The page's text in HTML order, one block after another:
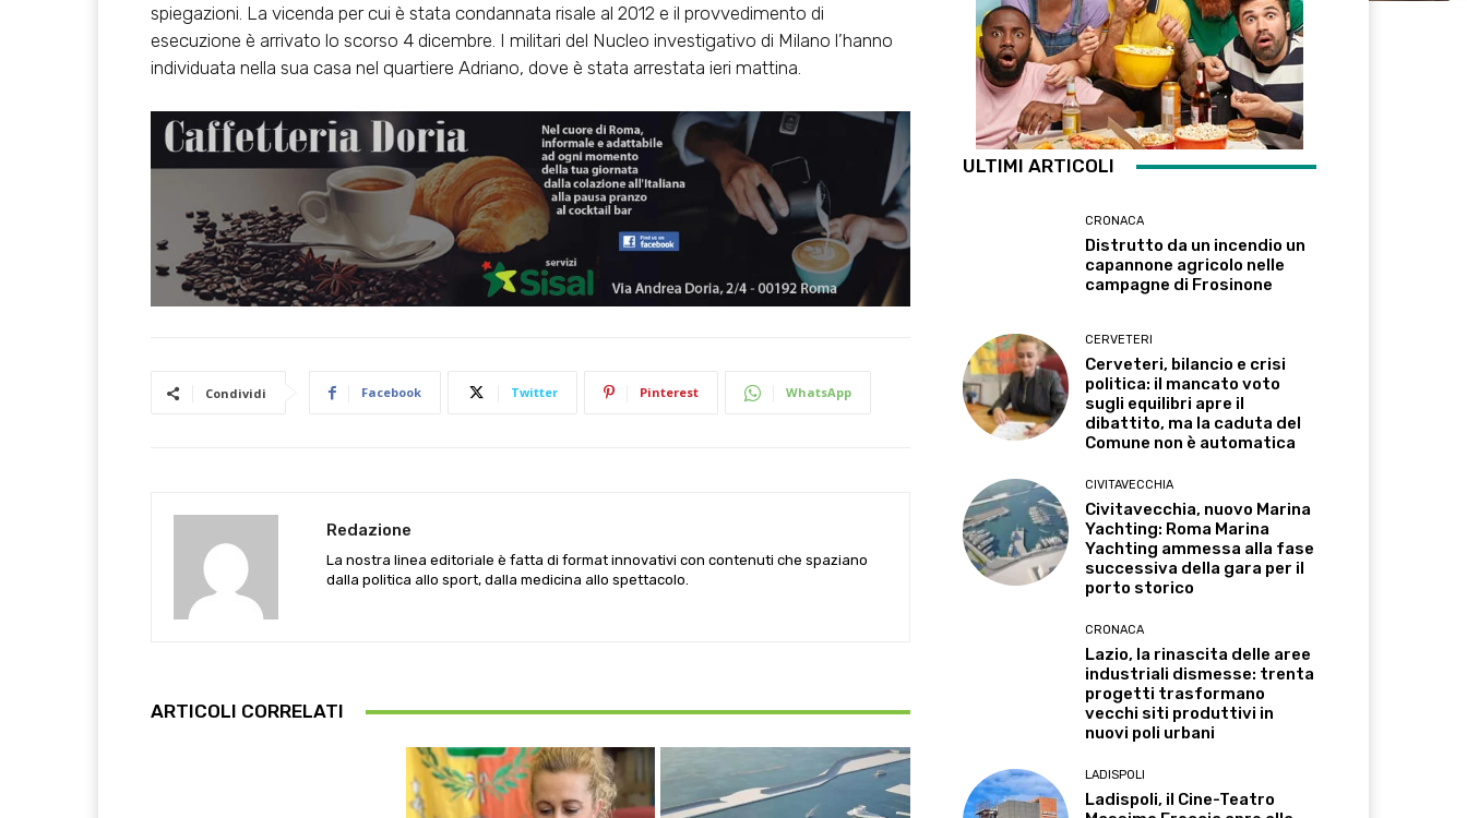
spiegazioni. La vicenda per cui è stata condannata risale al 2012 e il provvedimento di
esecuzione è arrivato lo scorso 4 dicembre. I militari del Nucleo investigativo di Milano l’hanno
individuata nella sua casa nel quartiere Adriano, dove è stata arrestata ieri mattina.
Condividi Facebook Twitter Pinterest WhatsApp
Redazione
La nostra linea editoriale è fatta di format innovativi con contenuti che spaziano
dalla politica allo sport, dalla medicina allo spettacolo.
ARTICOLI CORRELATI
ULTIMI ARTICOLI
CRONACA
Distrutto da un incendio un
capannone agricolo nelle
campagne di Frosinone
CERVETERI
Cerveteri, bilancio e crisi
politica: il mancato voto
sugli equilibri apre il
dibattito, ma la caduta del
Comune non è automatica
CIVITAVECCHIA
Civitavecchia, nuovo Marina
Yachting: Roma Marina
Yachting ammessa alla fase
successiva della gara per il
porto storico
CRONACA
Lazio, la rinascita delle aree
industriali dismesse: trenta
progetti trasformano
vecchi siti produttivi in
nuovi poli urbani
LADISPOLI
Ladispoli, il Cine-Teatro